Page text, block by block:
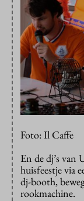
Foto: Il Caffe
En de dj’s van
huisfeestje via
dj-booth,
rookmachine.